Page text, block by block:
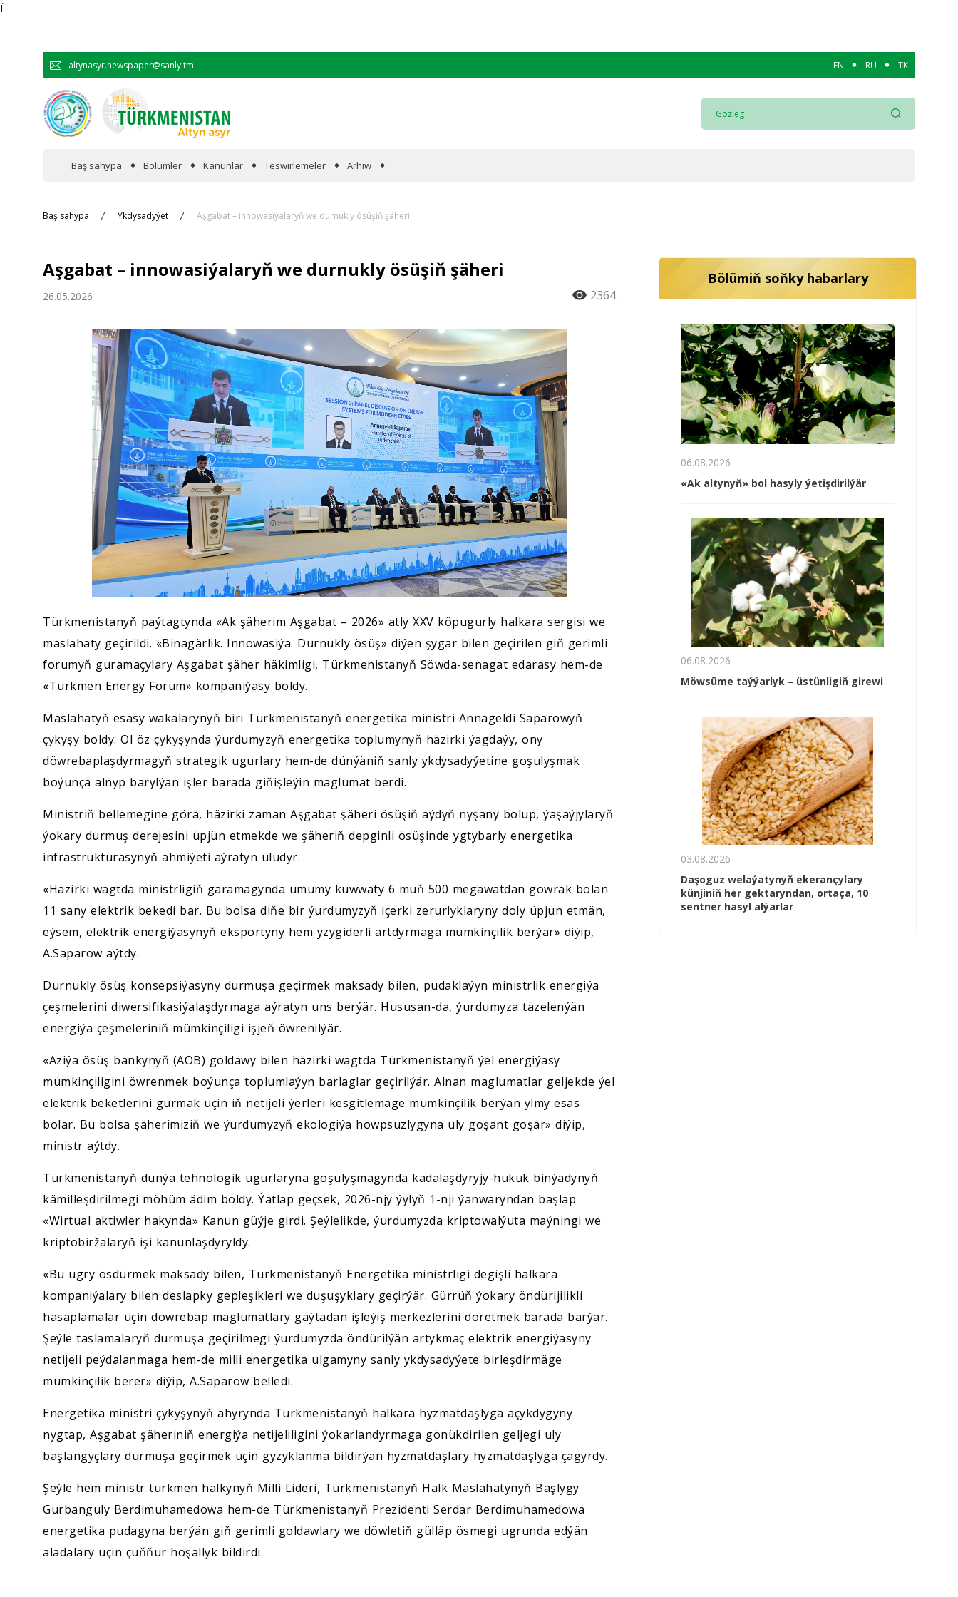
Ï
altynasyr.newspaper@sanly.tm EN RU TK
Baş sahypa Bölümler
Hyzmatdaşlyk
Jemgyýet
Medeniýet
Ylym
Sport
Kanunlar Teswirlemeler Arhiw
Baş sahypa Ykdysadyýet Aşgabat – innowasiýalaryň we durnukly ösüşiň şäheri
Aşgabat – innowasiýalaryň we durnukly ösüşiň şäheri
26.05.2026 2364
Türkmenistanyň paýtagtynda «Ak şäherim Aşgabat – 2026» atly XXV köpugurly halkara sergisi we
maslahaty geçirildi. «Binagärlik. Innowasiýa. Durnukly ösüş» diýen şygar bilen geçirilen giň gerimli
forumyň guramaçylary Aşgabat şäher häkimligi, Türkmenistanyň Söwda-senagat edarasy hem-de
«Turkmen Energy Forum» kompaniýasy boldy.
Maslahatyň esasy wakalarynyň biri Türkmenistanyň energetika ministri Annageldi Saparowyň
çykyşy boldy. Ol öz çykyşynda ýurdumyzyň energetika toplumynyň häzirki ýagdaýy, ony
döwrebaplaşdyrmagyň strategik ugurlary hem-de dünýäniň sanly ykdysadyýetine goşulyşmak
boýunça alnyp barylýan işler barada giňişleýin maglumat berdi.
Ministriň bellemegine görä, häzirki zaman Aşgabat şäheri ösüşiň aýdyň nyşany bolup, ýaşaýjylaryň
ýokary durmuş derejesini üpjün etmekde we şäheriň depginli ösüşinde ygtybarly energetika
infrastrukturasynyň ähmiýeti aýratyn uludyr.
«Häzirki wagtda ministrligiň garamagynda umumy kuwwaty 6 müň 500 megawatdan gowrak bolan
11 sany elektrik bekedi bar. Bu bolsa diňe bir ýurdumyzyň içerki zerurlyklaryny doly üpjün etmän,
eýsem, elektrik energiýasynyň eksportyny hem yzygiderli artdyrmaga mümkinçilik berýär» diýip,
A.Saparow aýtdy.
Durnukly ösüş konsepsiýasyny durmuşa geçirmek maksady bilen, pudaklaýyn ministrlik energiýa
çeşmelerini diwersifikasiýalaşdyrmaga aýratyn üns berýär. Hususan-da, ýurdumyza täzelenýän
energiýa çeşmeleriniň mümkinçiligi işjeň öwrenilýär.
«Aziýa ösüş bankynyň (AÖB) goldawy bilen häzirki wagtda Türkmenistanyň ýel energiýasy
mümkinçiligini öwrenmek boýunça toplumlaýyn barlaglar geçirilýär. Alnan maglumatlar geljekde ýel
elektrik beketlerini gurmak üçin iň netijeli ýerleri kesgitlemäge mümkinçilik berýän ylmy esas
bolar. Bu bolsa şäherimiziň we ýurdumyzyň ekologiýa howpsuzlygyna uly goşant goşar» diýip,
ministr aýtdy.
Türkmenistanyň dünýä tehnologik ugurlaryna goşulyşmagynda kadalaşdyryjy-hukuk binýadynyň
kämilleşdirilmegi möhüm ädim boldy. Ýatlap geçsek, 2026-njy ýylyň 1-nji ýanwaryndan başlap
«Wirtual aktiwler hakynda» Kanun güýje girdi. Şeýlelikde, ýurdumyzda kriptowalýuta maýningi we
kriptobiržalaryň işi kanunlaşdyryldy.
«Bu ugry ösdürmek maksady bilen, Türkmenistanyň Energetika ministrligi degişli halkara
kompaniýalary bilen deslapky gepleşikleri we duşuşyklary geçirýär. Gürrüň ýokary öndürijilikli
hasaplamalar üçin döwrebap maglumatlary gaýtadan işleýiş merkezlerini döretmek barada barýar.
Şeýle taslamalaryň durmuşa geçirilmegi ýurdumyzda öndürilýän artykmaç elektrik energiýasyny
netijeli peýdalanmaga hem-de milli energetika ulgamyny sanly ykdysadyýete birleşdirmäge
mümkinçilik berer» diýip, A.Saparow belledi.
Energetika ministri çykyşynyň ahyrynda Türkmenistanyň halkara hyzmatdaşlyga açykdygyny
nygtap, Aşgabat şäheriniň energiýa netijeliligini ýokarlandyrmaga gönükdirilen geljegi uly
başlangyçlary durmuşa geçirmek üçin gyzyklanma bildirýän hyzmatdaşlary hyzmatdaşlyga çagyrdy.
Şeýle hem ministr türkmen halkynyň Milli Lideri, Türkmenistanyň Halk Maslahatynyň Başlygy
Gurbanguly Berdimuhamedowa hem-de Türkmenistanyň Prezidenti Serdar Berdimuhamedowa
energetika pudagyna berýän giň gerimli goldawlary we döwletiň gülläp ösmegi ugrunda edýän
aladalary üçin çuňňur hoşallyk bildirdi.
Bölümiň soňky habarlary
06.08.2026
«Ak altynyň» bol hasyly ýetişdirilýär
06.08.2026
Möwsüme taýýarlyk – üstünligiň girewi
03.08.2026
Daşoguz welaýatynyň ekerançylary
künjiniň her gektaryndan, ortaça, 10
sentner hasyl alýarlar